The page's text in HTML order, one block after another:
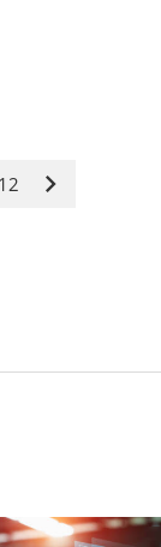
Nächste